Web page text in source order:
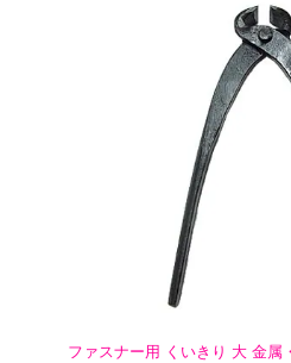
ファスナー用 くいきり 大 金属